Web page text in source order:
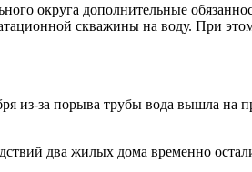
округа дополнительные
скважины на воду. При
из-за порыва трубы вода вышла на
два жилых дома временно